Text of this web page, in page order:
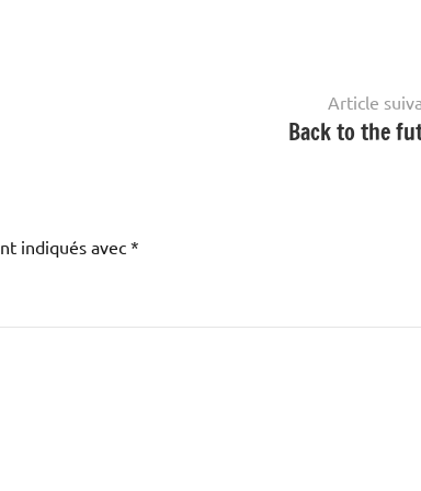
Article
Back to the
indiqués avec *